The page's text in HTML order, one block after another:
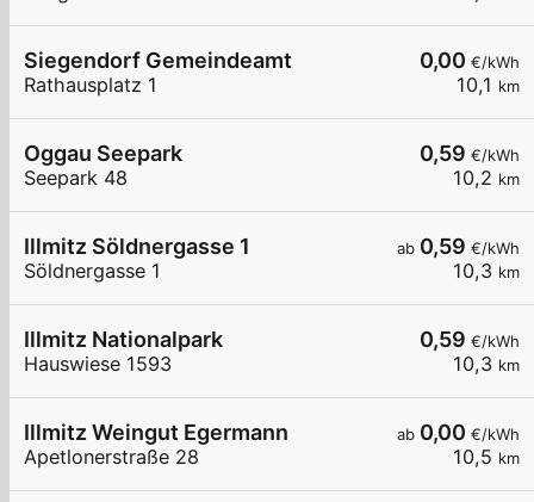
0,00 €/kWh
10,1 km
Siegendorf Gemeindeamt
Rathausplatz 1
0,59 €/kWh
10,2 km
Oggau Seepark
Seepark 48
ab 0,59 €/kWh
10,3 km
Illmitz Söldnergasse 1
Söldnergasse 1
0,59 €/kWh
10,3 km
Illmitz Nationalpark
Hauswiese 1593
ab 0,00 €/kWh
10,5 km
Illmitz Weingut Egermann
Apetlonerstraße 28